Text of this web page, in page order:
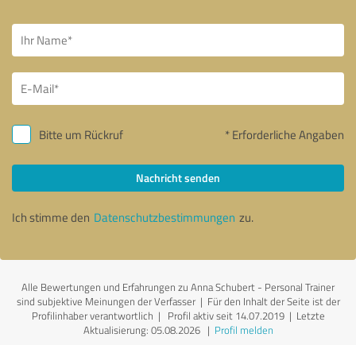
Bitte um Rückruf * Erforderliche Angaben
Nachricht senden
Ich stimme den Datenschutzbestimmungen zu.
Alle Bewertungen und Erfahrungen zu Anna Schubert - Personal Trainer
sind subjektive Meinungen der Verfasser | Für den Inhalt der Seite ist der
Profilinhaber verantwortlich | Profil aktiv seit 14.07.2019 | Letzte
Aktualisierung: 05.08.2026| Profil melden